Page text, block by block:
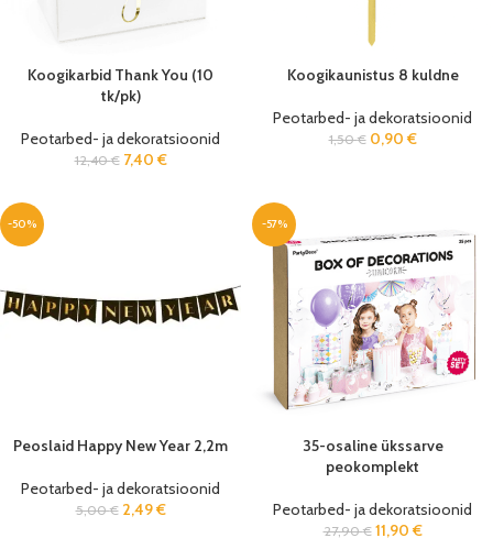
Koogikarbid Thank You (10
tk/pk)
Peotarbed- ja dekoratsioonid
12,40€ 7,40 €
Koogikaunistus 8 kuldne
Peotarbed- ja dekoratsioonid
1,50€ 0,90 €
-50%
Peoslaid Happy New Year 2,2m
Peotarbed- ja dekoratsioonid
5,00€ 2,49€
-57%
35-osaline ükssarve
peokomplekt
Peotarbed- ja dekoratsioonid
27,90€ 11,90 €